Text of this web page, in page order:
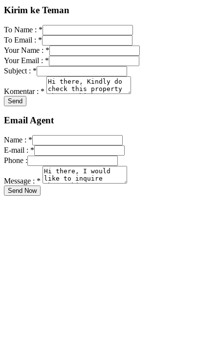
Kirim ke Teman
To Name : *
To Email : *
Your Name : *
Your Email : *
Subject : *
Komentar : *
Email Agent
Name : *
E-mail : *
Phone :
Message : *